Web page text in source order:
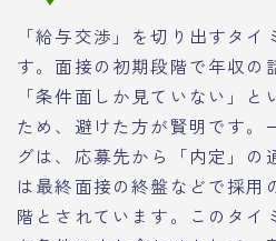
「給与交渉」を切り出すタ
す。面接の初期段階で年収の
「条件面しか見ていない」
ため、避けた方が賢明です。
グは、応募先から「内定」の
は最終面接の終盤などで採用
階とされています。このタイ